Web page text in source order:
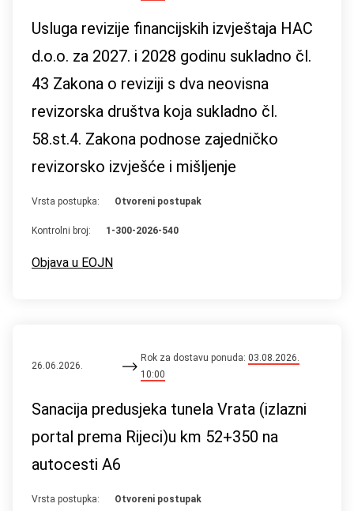
Usluga revizije financijskih izvještaja HAC
d.o.o. za 2027. i 2028 godinu sukladno čl.
43 Zakona o reviziji s dva neovisna
revizorska društva koja sukladno čl.
58.st.4. Zakona podnose zajedničko
revizorsko izvješće i mišljenje
Vrsta postupka: Otvoreni postupak
Kontrolni broj: 1-300-2026-540
Objava u EOJN
26.06.2026.
Rok za dostavu ponuda:03.08.2026.
10:00
Sanacija predusjeka tunela Vrata (izlazni
portal prema Rijeci)u km 52+350 na
autocesti A6
Vrsta postupka: Otvoreni postupak